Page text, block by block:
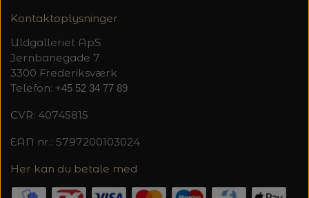
Kontaktoplysninger
Uldgalleriet ApS
Jernbanegade 7
3300 Frederiksværk
Telefon: +45 52 34 77 89
CVR: 40745815
EAN nr.: 5797200103024
Her kan du betale med